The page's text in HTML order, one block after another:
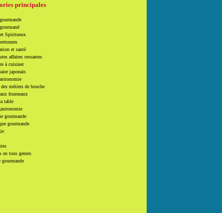
principales
Spiritueux
et santé
affaires cessantes
à cuisiner
japonais
métiers de bouche
fourneaux
table
gourmande
gourmande
en tous genres
gourmande